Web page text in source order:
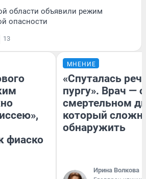
области объявили режим
опасности
13
фиаско
МНЕНИЕ
«Спуталась
пургу». Врач — о
смертельном
который
обнаружить
Ирина Волкова